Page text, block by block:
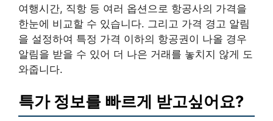
여행시간, 직항 등 여러 옵션으로 항공사의 가격을
한눈에 비교할 수 있습니다. 그리고 가격 경고 알림
을 설정하여 특정 가격 이하의 항공권이 나올 경우
알림을 받을 수 있어 더 나은 거래를 놓치지 않게 도
와줍니다.
특가 정보를 빠르게 받고싶어요?